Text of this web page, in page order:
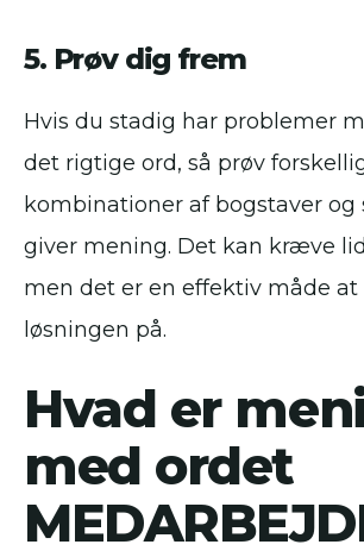
5. Prøv dig frem
Hvis du stadig har problemer
det rigtige ord, så prøv
kombinationer af bogstaver og
giver mening. Det kan kræve
men det er en effektiv måde
løsningen på.
Hvad er
med ordet